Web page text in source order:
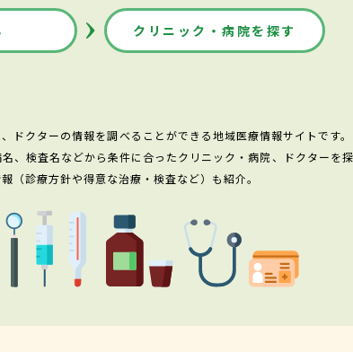
クリニック・病院を探す
ドクターの情報を調べることができる地域医療情報サイトです。
検査名などから条件に合ったクリニック・病院、ドクターを探
（診療方針や得意な治療・検査など）も紹介。